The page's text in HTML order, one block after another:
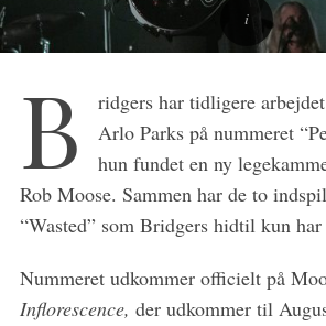
B
ridgers har tidligere
Arlo Parks på nummeret
hun fundet en ny
Rob Moose. Sammen har de to
“Wasted” som Bridgers hidtil kun
Nummeret udkommer officielt på
Inflorescence, der udkommer til
c
h
f
r
: